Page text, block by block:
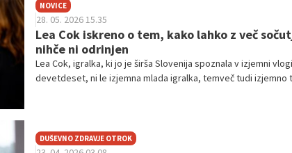
NOVICE
28. 05. 2026 15.35
Lea Cok iskreno o tem, kako lahko z več
nihče ni odrinjen
Lea Cok, igralka, ki jo je širša Slovenija spoznala v izjemni
devetdeset, ni le izjemna mlada igralka, temveč tudi izjemno
zavedamo, da je to naloga vseh nas.
DUŠEVNO ZDRAVJE OTROK